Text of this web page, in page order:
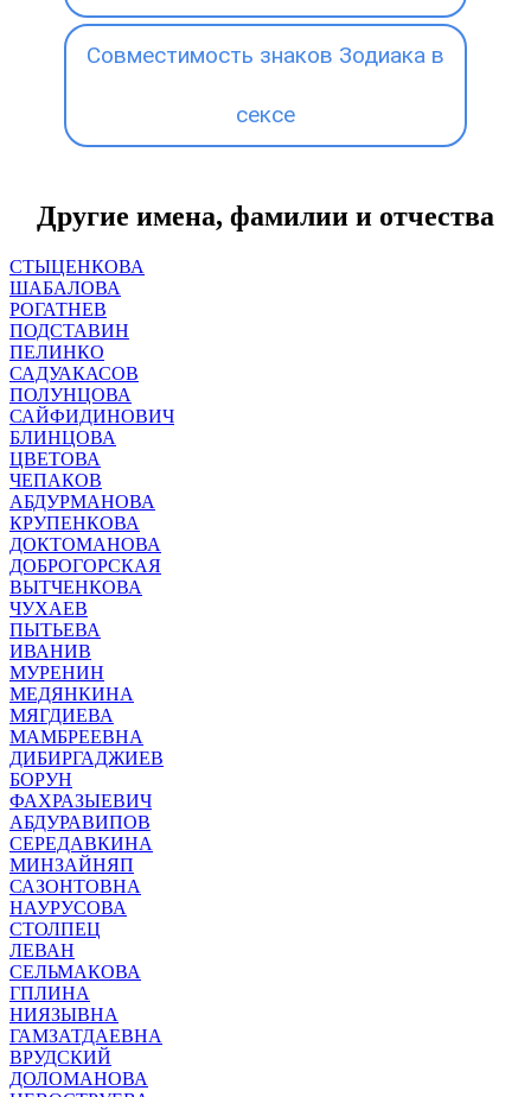
Совместимость знаков Зодиака в
сексе
Другие имена, фамилии и отчества
СТЫЦЕНКОВА
ШАБАЛОВА
РОГАТНЕВ
ПОДСТАВИН
ПЕЛИНКО
САДУАКАСОВ
ПОЛУНЦОВА
САЙФИДИНОВИЧ
БЛИНЦОВА
ЦВЕТОВА
ЧЕПАКОВ
АБДУРМАНОВА
КРУПЕНКОВА
ДОКТОМАНОВА
ДОБРОГОРСКАЯ
ВЫТЧЕНКОВА
ЧУХАЕВ
ПЫТЬЕВА
ИВАНИВ
МУРЕНИН
МЕДЯНКИНА
МЯГДИЕВА
МАМБРЕЕВНА
ДИБИРГАДЖИЕВ
БОРУН
ФАХРАЗЫЕВИЧ
АБДУРАВИПОВ
СЕРЕДАВКИНА
МИНЗАЙНЯП
САЗОНТОВНА
НАУРУСОВА
СТОЛПЕЦ
ЛЕВАН
СЕЛЬМАКОВА
ГПЛИНА
НИЯЗЫВНА
ГАМЗАТДАЕВНА
ВРУДСКИЙ
ДОЛОМАНОВА